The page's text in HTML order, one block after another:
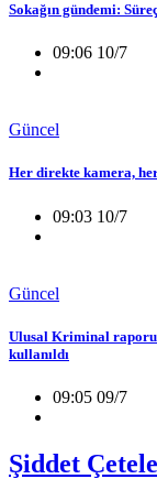
Sokağın gündemi:
09:06 10/7
Güncel
Her direkte kamera,
09:03 10/7
Güncel
Ulusal Kriminal
kullanıldı
09:05 09/7
Şiddet